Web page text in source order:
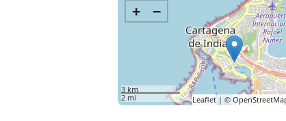
+ −
3 km
2 mi
Leaflet| ©